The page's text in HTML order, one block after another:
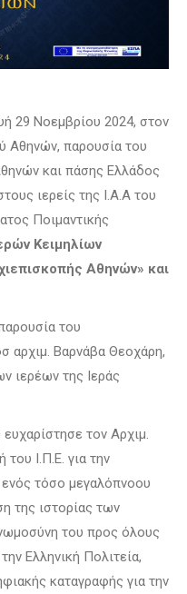
29 Νοεμβρίου 2024, στον
Αθηνών, παρουσία του
και πάσης Ελλάδος
ιερείς της Ι.Α.Α του
Ποιμαντικής
Κειμηλίων
Αθηνών» και
του
αρχιμ. Βαρνάβα Θεοχάρη,
ιερέων της Ιεράς
τον Αρχιμ.
Ι.Π.Ε. για την
τόσο μεγαλόπνοου
της ιστορίας των
του προς όλους
Ελληνική Πολιτεία,
καταγραφής για την